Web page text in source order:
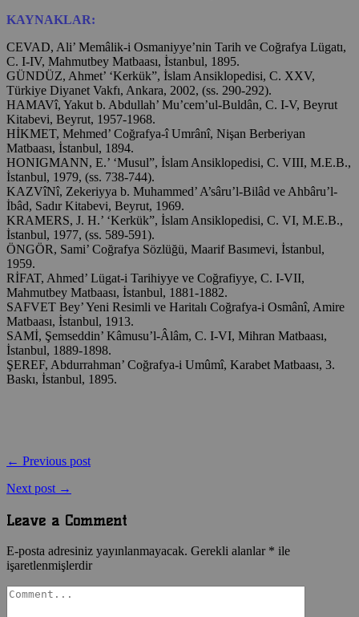
KAYNAKLAR:
CEVAD, Ali’ Memâlik-i Osmaniyye’nin Tarih ve Coğrafya Lügatı,
C. I-IV, Mahmutbey Matbaası, İstanbul, 1895.
GÜNDÜZ, Ahmet’ ‘Kerkük”, İslam Ansiklopedisi, C. XXV,
Türkiye Diyanet Vakfı, Ankara, 2002, (ss. 290-292).
HAMAVî, Yakut b. Abdullah’ Mu’cem’ul-Buldân, C. I-V, Beyrut
Kitabevi, Beyrut, 1957-1968.
HİKMET, Mehmed’ Coğrafya-î Umrânî, Nişan Berberiyan
Matbaası, İstanbul, 1894.
HONIGMANN, E.’ ‘Musul”, İslam Ansiklopedisi, C. VIII, M.E.B.,
İstanbul, 1979, (ss. 738-744).
KAZVîNî, Zekeriyya b. Muhammed’ A’sâru’l-Bilâd ve Ahbâru’l-
İbâd, Sadır Kitabevi, Beyrut, 1969.
KRAMERS, J. H.’ ‘Kerkük”, İslam Ansiklopedisi, C. VI, M.E.B.,
İstanbul, 1977, (ss. 589-591).
ÖNGÖR, Sami’ Coğrafya Sözlüğü, Maarif Basımevi, İstanbul,
1959.
RİFAT, Ahmed’ Lügat-i Tarihiyye ve Coğrafiyye, C. I-VII,
Mahmutbey Matbaası, İstanbul, 1881-1882.
SAFVET Bey’ Yeni Resimli ve Haritalı Coğrafya-i Osmânî, Amire
Matbaası, İstanbul, 1913.
SAMİ, Şemseddin’ Kâmusu’l-Âlâm, C. I-VI, Mihran Matbaası,
İstanbul, 1889-1898.
ŞEREF, Abdurrahman’ Coğrafya-i Umûmî, Karabet Matbaası, 3.
Baskı, İstanbul, 1895.
← Previous post
Next post →
Leave a Comment
E-posta adresiniz yayınlanmayacak. Gerekli alanlar * ile
işaretlenmişlerdir